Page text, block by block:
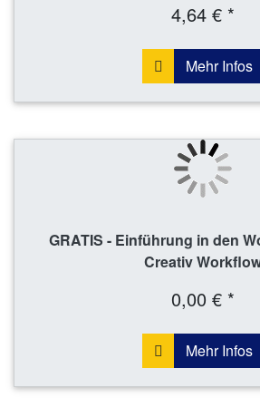
4,64 € *
Mehr Infos
GRATIS - Einführung in den
Creativ
0,00 € *
Mehr Infos